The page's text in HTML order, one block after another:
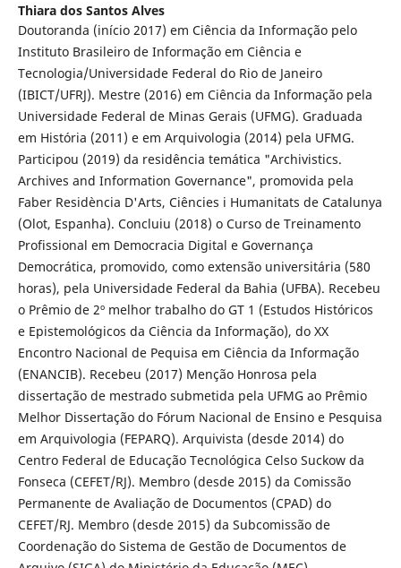
Thiara dos Santos Alves
Doutoranda (início 2017) em Ciência da Informação pelo
Instituto Brasileiro de Informação em Ciência e
Tecnologia/Universidade Federal do Rio de Janeiro
(IBICT/UFRJ). Mestre (2016) em Ciência da Informação pela
Universidade Federal de Minas Gerais (UFMG). Graduada
em História (2011) e em Arquivologia (2014) pela UFMG.
Participou (2019) da residência temática "Archivistics.
Archives and Information Governance", promovida pela
Faber Residència D'Arts, Ciêncies i Humanitats de Catalunya
(Olot, Espanha). Concluiu (2018) o Curso de Treinamento
Profissional em Democracia Digital e Governança
Democrática, promovido, como extensão universitária (580
horas), pela Universidade Federal da Bahia (UFBA). Recebeu
o Prêmio de 2º melhor trabalho do GT 1 (Estudos Históricos
e Epistemológicos da Ciência da Informação), do XX
Encontro Nacional de Pequisa em Ciência da Informação
(ENANCIB). Recebeu (2017) Menção Honrosa pela
dissertação de mestrado submetida pela UFMG ao Prêmio
Melhor Dissertação do Fórum Nacional de Ensino e Pesquisa
em Arquivologia (FEPARQ). Arquivista (desde 2014) do
Centro Federal de Educação Tecnológica Celso Suckow da
Fonseca (CEFET/RJ). Membro (desde 2015) da Comissão
Permanente de Avaliação de Documentos (CPAD) do
CEFET/RJ. Membro (desde 2015) da Subcomissão de
Coordenação do Sistema de Gestão de Documentos de